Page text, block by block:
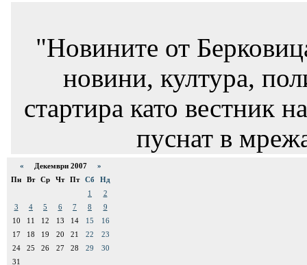
"Новините от
новини, култура,
стартира като вестник
пуснат в
« Декември 2007 »
Пн
Вт Ср Чт Пт Сб
Нд
1
2
3
4 5 6 7 8
9
10
11 12 13 14 15
16
17
18 19 20 21 22
23
24
25 26 27 28 29
30
31